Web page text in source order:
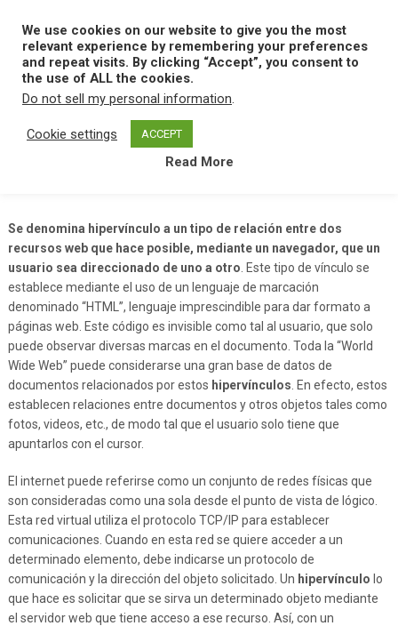
content
MENU
Home H Hipervinculo
Se denomina hipervínculo a un tipo de relación entre dos
recursos web que hace posible, mediante un navegador, que un
usuario sea direccionado de uno a otro . Este tipo de vínculo se
establece mediante el uso de un lenguaje de marcación
denominado “HTML”, lenguaje imprescindible para dar formato a
páginas web. Este código es invisible como tal al usuario, que solo
puede observar diversas marcas en el documento. Toda la “World
Wide Web” puede considerarse una gran base de datos de
documentos relacionados por estos hipervínculos . En efecto, estos
establecen relaciones entre documentos y otros objetos tales como
fotos, videos, etc., de modo tal que el usuario solo tiene que
apuntarlos con el cursor.
El internet puede referirse como un conjunto de redes físicas que
son consideradas como una sola desde el punto de vista de lógico.
Esta red virtual utiliza el protocolo TCP/IP para establecer
comunicaciones. Cuando en esta red se quiere acceder a un
determinado elemento, debe indicarse un protocolo de
comunicación y la dirección del objeto solicitado. Un hipervínculo lo
que hace es solicitar que se sirva un determinado objeto mediante
el servidor web que tiene acceso a ese recurso. Así, con un
We use cookies on our website to give you the most
relevant experience by remembering your preferences
and repeat visits. By clicking “Accept”, you consent to
the use of ALL the cookies.
Do not sell my personal information.
Cookie settings ACCEPT
Read More